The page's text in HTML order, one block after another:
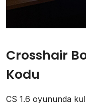
Crosshair
Kodu
CS 1.6 oyununda